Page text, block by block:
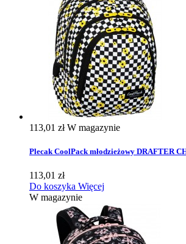
113,01 złW magazynie
Plecak CoolPack młodzieżowy DRAFTER
113,01 zł
Do koszyka Więcej
W magazynie